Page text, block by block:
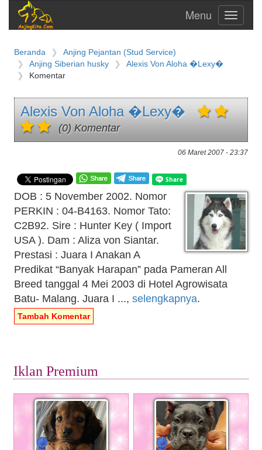
Toggle
Beranda
Anjing Pejantan (Stud Service)
Anjing Siberian husky
Alexis Von Aloha �Lexy�
Komentar
Alexis Von Aloha �Lexy�
(0) Komentar
06 Maret 2007 - 23:37
DOB : 5 November 2002. Nomor
PERKIN : 04-B4163. Nomor Tato:
C2B92. Sire : Hunter Key ( Import
USA ). Dam : Aliza von Siantar.
Prestasi : Juara I Anakan A
Predikat “Banyak Harapan” pada Pameran All
Breed tanggal 4 Mei 2003 di Hotel Agrowisata
Batu- Malang. Juara I ..., selengkapnya.
Tambah Komentar
Iklan Premium